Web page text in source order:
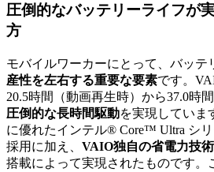
圧倒的なバッテリーライフが
方
モバイルワーカーにとって、バッテ
産性を左右する重要な要素です。
20.5時間（動画再生時）から37.0時
圧倒的な長時間駆動を実現していま
に優れたインテル® Core™ Ultra シ
採用に加え、 VAIO独自の省電力技術
搭載によって実現されたものです。